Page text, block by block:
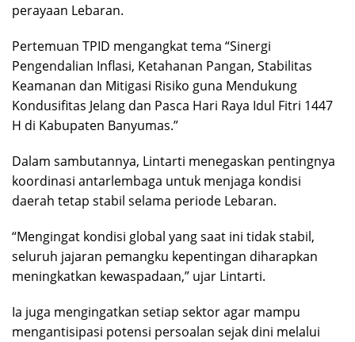
perayaan Lebaran.
Pertemuan TPID mengangkat tema “Sinergi
Pengendalian Inflasi, Ketahanan Pangan, Stabilitas
Keamanan dan Mitigasi Risiko guna Mendukung
Kondusifitas Jelang dan Pasca Hari Raya Idul Fitri 1447
H di Kabupaten Banyumas.”
Dalam sambutannya, Lintarti menegaskan pentingnya
koordinasi antarlembaga untuk menjaga kondisi
daerah tetap stabil selama periode Lebaran.
“Mengingat kondisi global yang saat ini tidak stabil,
seluruh jajaran pemangku kepentingan diharapkan
meningkatkan kewaspadaan,” ujar Lintarti.
Ia juga mengingatkan setiap sektor agar mampu
mengantisipasi potensi persoalan sejak dini melalui